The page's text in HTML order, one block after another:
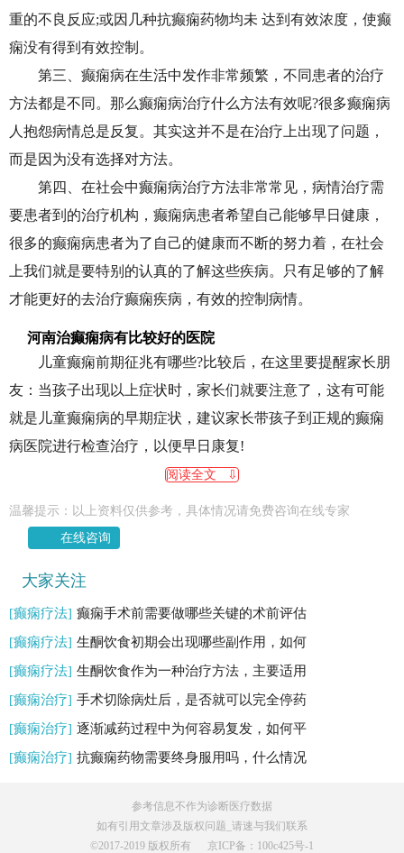
重的不良反应;或因几种抗癫痫药物均未 达到有效浓度，使癫
痫没有得到有效控制。
第三、癫痫病在生活中发作非常频繁，不同患者的治疗
方法都是不同。那么癫痫病治疗什么方法有效呢?很多癫痫病
人抱怨病情总是反复。其实这并不是在治疗上出现了问题，
而是因为没有选择对方法。
第四、在社会中癫痫病治疗方法非常常见，病情治疗需
要患者到的治疗机构，癫痫病患者希望自己能够早日健康，
很多的癫痫病患者为了自己的健康而不断的努力着，在社会
上我们就是要特别的认真的了解这些疾病。只有足够的了解
才能更好的去治疗癫痫疾病，有效的控制病情。
河南治癫痫病有比较好的医院
儿童癫痫前期征兆有哪些?比较后，在这里要提醒家长朋
友：当孩子出现以上症状时，家长们就要注意了，这有可能
就是儿童癫痫病的早期症状，建议家长带孩子到正规的癫痫
病医院进行检查治疗，以便早日康复!
阅读全文 ⇩
温馨提示：以上资料仅供参考，具体情况请免费咨询在线专家
在线咨询
大家关注
[癫痫疗法] 癫痫手术前需要做哪些关键的术前评估
[癫痫疗法] 生酮饮食初期会出现哪些副作用，如何
[癫痫疗法] 生酮饮食作为一种治疗方法，主要适用
[癫痫治疗] 手术切除病灶后，是否就可以完全停药
[癫痫治疗] 逐渐减药过程中为何容易复发，如何平
[癫痫治疗] 抗癫痫药物需要终身服用吗，什么情况
参考信息不作为诊断医疗数据
如有引用文章涉及版权问题_请速与我们联系
©️2017-2019 版权所有
京ICP备：100c425号-1